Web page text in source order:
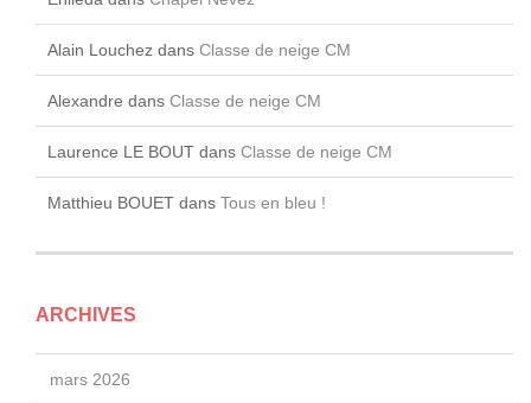
Alain Louchez dans Classe de neige CM
Alexandre dans Classe de neige CM
Laurence LE BOUT dans Classe de neige CM
Matthieu BOUET dans Tous en bleu !
ARCHIVES
mars 2026